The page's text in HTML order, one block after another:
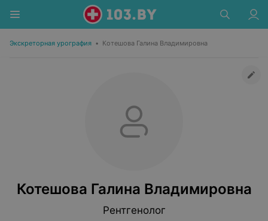
Экскреторная урография • Котешова Галина Владимировна
Котешова Галина Владимировна
Рентгенолог